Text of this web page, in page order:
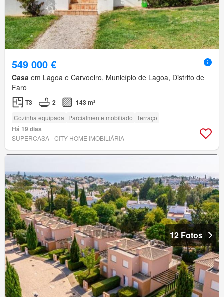
549 000 €
Casa em Lagoa e Carvoeiro, Município de Lagoa, Distrito de
Faro
T3 2 143 m²
Cozinha equipada Parcialmente mobiliado Terraço
Há 19 dias
SUPERCASA - CITY HOME IMOBILIÁRIA
12 Fotos